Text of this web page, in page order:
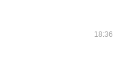
18:36